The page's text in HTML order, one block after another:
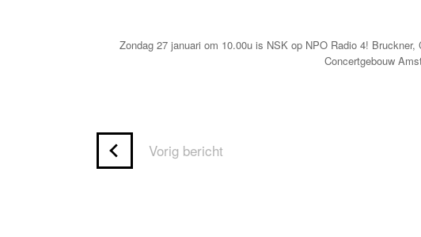
Zondag 27 januari om 10.00u is NSK op NPO Radio 4!
Concertgebouw
Vorig bericht